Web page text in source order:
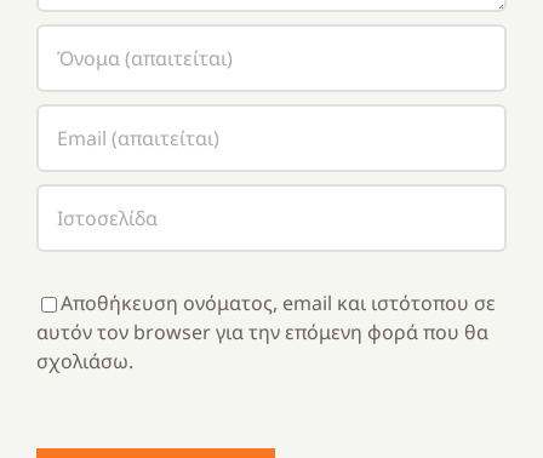
Αποθήκευση ονόματος, email και ιστότοπου σε
αυτόν τον browser για την επόμενη φορά που θα
σχολιάσω.